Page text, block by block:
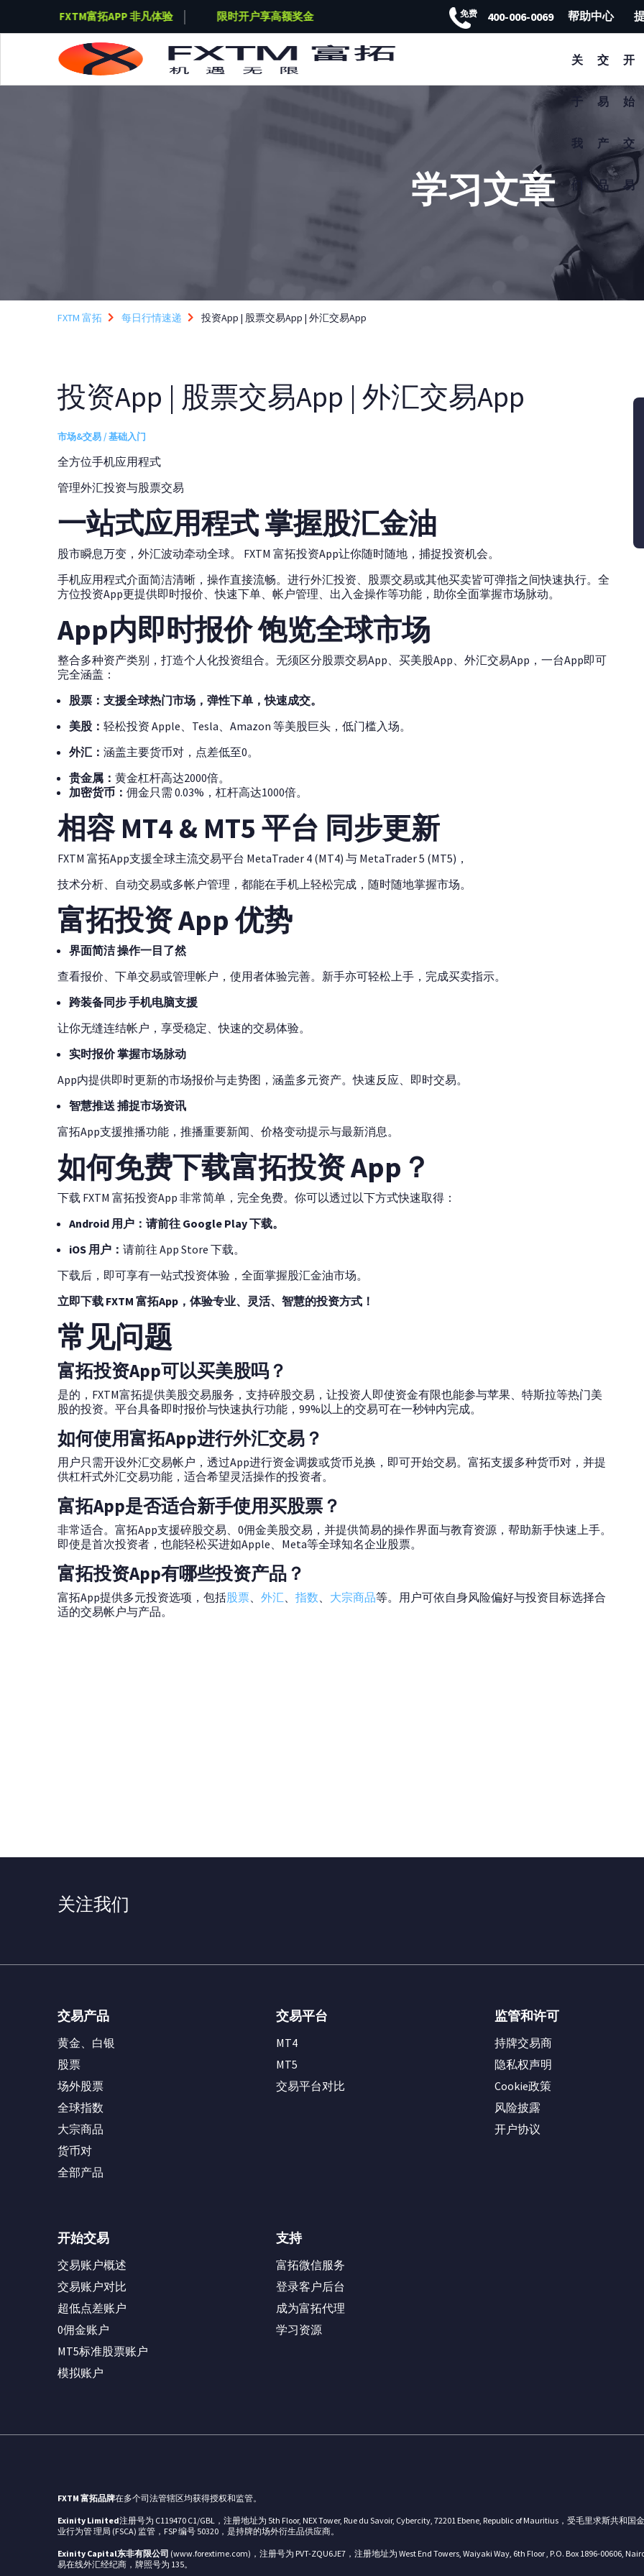
FXTM富拓APP 非凡体验 限时开户享高额奖金 FXTM富拓APP 非凡体验
免费 400-006-0069 帮助中心
关
于
我
们
交
易
产
品
开
始
交
易
学习文章
FXTM 富拓 每日行情速递 投资App | 股票交易App | 外汇交易App
投资App | 股票交易App | 外汇交易App
市场&交易 / 基础入门
全方位手机应用程式
管理外汇投资与股票交易
一站式应用程式 掌握股汇金油
股市瞬息万变，外汇波动牵动全球。 FXTM 富拓投资App让你随时随地，捕捉投资机会。
手机应用程式介面简洁清晰，操作直接流畅。进行外汇投资、股票交易或其他买卖皆可弹指之间快速执行。全
方位投资App更提供即时报价、快速下单、帐户管理、出入金操作等功能，助你全面掌握市场脉动。
App内即时报价 饱览全球市场
整合多种资产类别，打造个人化投资组合。无须区分股票交易App、买美股App、外汇交易App，一台App即可
完全涵盖：
股票： 支援全球热门市场，弹性下单，快速成交。
美股： 轻松投资 Apple、Tesla、Amazon 等美股巨头，低门槛入场。
外汇： 涵盖主要货币对，点差低至0。
贵金属： 黄金杠杆高达2000倍。
加密货币： 佣金只需 0.03%，杠杆高达1000倍。
相容 MT4 & MT5 平台 同步更新
FXTM 富拓App支援全球主流交易平台 MetaTrader 4 (MT4) 与 MetaTrader 5 (MT5)，
技术分析、自动交易或多帐户管理，都能在手机上轻松完成，随时随地掌握市场。
富拓投资 App 优势
界面简洁 操作一目了然
查看报价、下单交易或管理帐户，使用者体验完善。新手亦可轻松上手，完成买卖指示。
跨装备同步 手机电脑支援
让你无缝连结帐户，享受稳定、快速的交易体验。
实时报价 掌握市场脉动
App内提供即时更新的市场报价与走势图，涵盖多元资产。快速反应、即时交易。
智慧推送 捕捉市场资讯
富拓App支援推播功能，推播重要新闻、价格变动提示与最新消息。
如何免费下载富拓投资 App？
下载 FXTM 富拓投资App 非常简单，完全免费。你可以透过以下方式快速取得：
Android 用户： 请前往 Google Play 下载。
iOS 用户： 请前往 App Store 下载。
下载后，即可享有一站式投资体验，全面掌握股汇金油市场。
立即下载 FXTM 富拓App，体验专业、灵活、智慧的投资方式！
常见问题
富拓投资App可以买美股吗？
是的，FXTM富拓提供美股交易服务，支持碎股交易，让投资人即使资金有限也能参与苹果、特斯拉等热门美
股的投资。平台具备即时报价与快速执行功能，99%以上的交易可在一秒钟内完成。
如何使用富拓App进行外汇交易？
用户只需开设外汇交易帐户，透过App进行资金调拨或货币兑换，即可开始交易。富拓支援多种货币对，并提
供杠杆式外汇交易功能，适合希望灵活操作的投资者。
富拓App是否适合新手使用买股票？
非常适合。富拓App支援碎股交易、0佣金美股交易，并提供简易的操作界面与教育资源，帮助新手快速上手。
即使是首次投资者，也能轻松买进如Apple、Meta等全球知名企业股票。
富拓投资App有哪些投资产品？
富拓App提供多元投资选项，包括股票、 外汇、 指数、 大宗商品等。用户可依自身风险偏好与投资目标选择合
适的交易帐户与产品。
关注我们
交易产品
黄金、白银
股票
场外股票
全球指数
大宗商品
货币对
全部产品
交易平台
MT4
MT5
交易平台对比
监管和许可
持牌交易商
隐私权声明
Cookie政策
风险披露
开户协议
开始交易
交易账户概述
交易账户对比
超低点差账户
0佣金账户
MT5标准股票账户
模拟账户
支持
富拓微信服务
登录客户后台
成为富拓代理
学习资源
FXTM 富拓品牌在多个司法管辖区均获得授权和监管。
Exinity Limited注册号为 C119470 C1/GBL，注册地址为 5th Floor, NEX Tower, Rue du Savoir, Cybercity, 72201 Ebene, Republic of Mauritius，受毛里求斯共
业行为管 理局 (FSCA) 监管，FSP 编号 50320，是持牌的场外衍生品供应商。
Exinity Capital东非有限公司 (www.forextime.com)，注册号为 PVT-ZQU6JE7，注册地址为 West End Towers, Waiyaki Way, 6th Floor , P.O. Box 1896-00606,
易在线外汇经纪商，牌照号为 135。